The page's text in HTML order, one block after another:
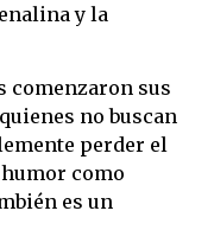
y la
comenzaron sus
no buscan
perder el
como
es un